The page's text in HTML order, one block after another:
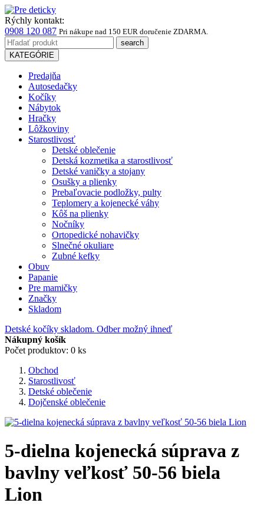
Rýchly kontakt:
0908 120 087 Pri nákupe nad 150 EUR doručenie ZDARMA.
KATEGÓRIE
Predajňa
Autosedačky
Kočíky
Nábytok
Hračky
Lôžkoviny
Starostlivosť
Detské oblečenie
Detská kozmetika a starostlivosť
Detské vaničky a stojany
Osušky a plienky
Prebaľovacie podložky, pulty
Teplomery a kojenecké váhy
Kôš na plienky
Nočníky
Ortopedické nohavičky
Slnečné okuliare
Zubné kefky
Obuv
Papanie
Pre mamičky
Značky
Skladom
Detské kočíky skladom. Odber možný ihneď
Nákupný košík
Počet produktov: 0 ks
Obchod
Starostlivosť
Detské oblečenie
Dojčenské oblečenie
5-dielna kojenecká súprava z
bavlny veľkosť 50-56 biela
Lion